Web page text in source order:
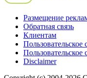
Размещение
Обратная связь
Клиентам
Пользовательское
Пользовательское
Disclaimer